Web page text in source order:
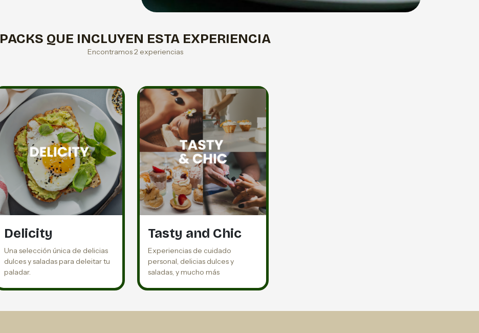
PACKS QUE INCLUYEN ESTA EXPERIENCIA
Encontramos 2 experiencias
Delicity
Una selección única de delicias
dulces y saladas para deleitar tu
paladar.
Tasty and Chic
Experiencias de cuidado
personal, delicias dulces y
saladas, y mucho más